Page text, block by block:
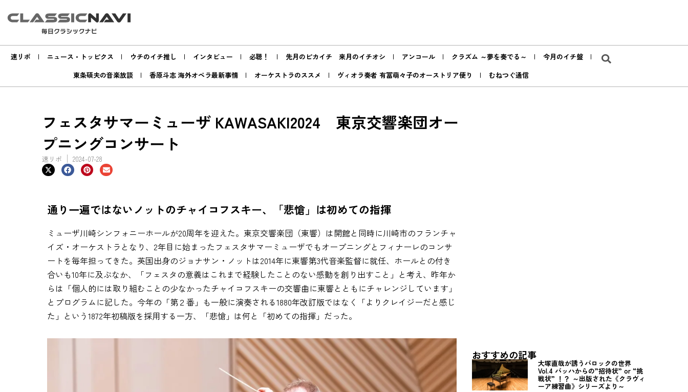
速リポ ニュース・トッピクス ウチのイチ推し インタビュー 必聴！ 先月のピカイチ 来月のイチオシ アンコール クラズム ～夢を奏でる～
今月のイチ盤
東条碩夫の音楽放談
香原斗志 海外オペラ最新事情 オーケストラのススメ ヴィオラ奏者 有冨萌々子のオーストリア便り むねつぐ通信
フェスタサマーミューザ KAWASAKI2024 東京交響楽団オー
プニングコンサート
速リポ 2024-07-28
通り一遍ではないノットのチャイコフスキー、「悲愴」は初めての指揮
ミューザ川崎シンフォニーホールが20周年を迎えた。東京交響楽団（東響）は開館と同時に川崎市のフランチャ
イズ・オーケストラとなり、2年目に始まったフェスタサマーミューザでもオープニングとフィナーレのコンサ
ートを毎年担ってきた。英国出身のジョナサン・ノットは2014年に東響第3代音楽監督に就任、ホールとの付き
合いも10年に及ぶなか、「フェスタの意義はこれまで経験したことのない感動を創り出すこと」と考え、昨年か
らは「個人的には取り組むことの少なかったチャイコフスキーの交響曲に東響とともにチャレンジしています」
とプログラムに記した。今年の「第２番」も一般に演奏される1880年改訂版ではなく「よりクレイジーだと感じ
た」という1872年初稿版を採用する一方、「悲愴」は何と「初めての指揮」だった。
おすすめの記事
大塚直哉が誘うバロックの世界
Vol.4 バッハからの”招待状” or “挑
戦状” ！？ ～出版された《クラヴィ
ーア練習曲》シリーズより～